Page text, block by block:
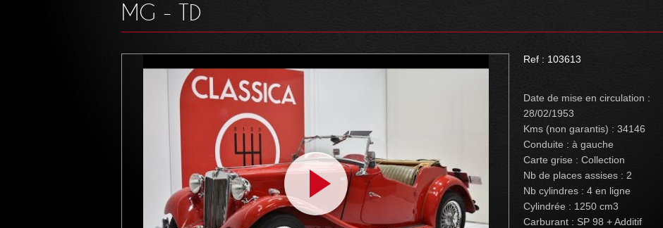
MG - TD
Ref : 103613
Date de mise en circulation :
28/02/1953
Kms (non garantis) : 34146
Conduite : à gauche
Carte grise : Collection
Nb de places assises : 2
Nb cylindres : 4 en ligne
Cylindrée : 1250 cm3
Carburant : SP 98 + Additif